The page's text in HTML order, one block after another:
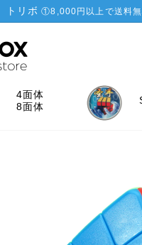
トリボ ①8,000円以上で送料無
4面体
8面体